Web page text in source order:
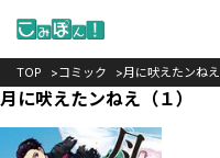
TOP コミック 月に吠えたンねえ
月に吠えたンねえ（１）